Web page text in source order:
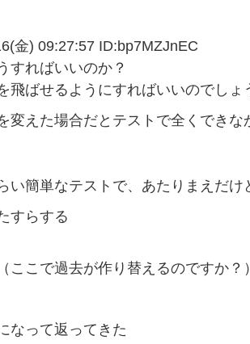
金) 09:27:57 ID:bp7MZJnEC
すればいいのか？
飛ばせるようにすればいいのでしょ
変えた場合だとテストで全くできな
い簡単なテストで、あたりまえだけ
すらする
こで過去が作り替えるのですか？）
なって返ってきた